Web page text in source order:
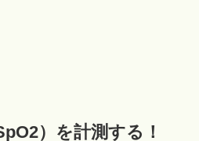
）を計測する！